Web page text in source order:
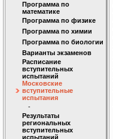
Программа по
математике
Программа по физике
Программа по химии
Программа по биологии
Варианты экзаменов
Расписание
вступительных
испытаний
Московские
вступительные
испытания
-
Результаты
региональных
вступительных
испытаний